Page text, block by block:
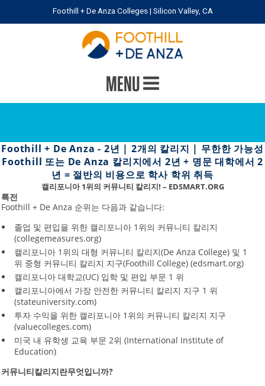
Foothill + De Anza Colleges | Silicon Valley, CA
MENU
Foothill + De Anza - 2년 | 2개의 칼리지 | 무한한 가능성
Foothill 또는 De Anza 칼리지에서 2년 + 명문 대학에서 2
년 = 절반의 비용으로 학사 학위 취득
캘리포니아 1위의 커뮤니티 칼리지! – EDSMART.ORG
특전
Foothill + De Anza 순위는 다음과 같습니다:
졸업 및 편입을 위한 캘리포니아 1위의 커뮤니티 칼리지
(collegemeasures.org)
캘리포니아 1위의 대형 커뮤니티 칼리지(De Anza College) 및 1
위 중형 커뮤니티 칼리지 지구(Foothill College) (edsmart.org)
캘리포니아 대학교(UC) 입학 및 편입 부문 1 위
캘리포니아에서 가장 안전한 커뮤니티 칼리지 지구 1 위
(stateuniversity.com)
투자 수익을 위한 캘리포니아 1위의 커뮤니티 칼리지 지구
(valuecolleges.com)
미국 내 유학생 교육 부문 2위 (International Institute of
Education)
커뮤니티칼리지란무엇입니까?